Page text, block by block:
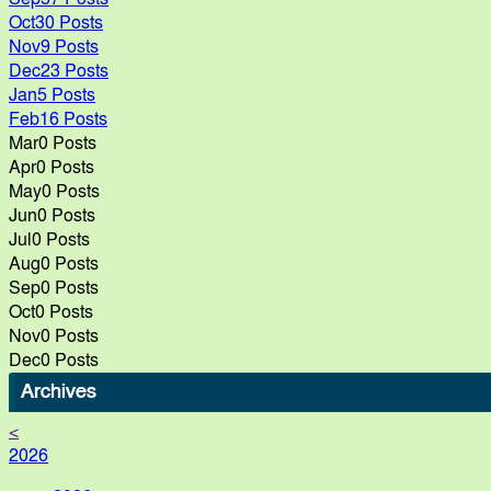
Oct30 Posts
Nov9 Posts
Dec23 Posts
Jan5 Posts
Feb16 Posts
Mar0 Posts
Apr0 Posts
May0 Posts
Jun0 Posts
Jul0 Posts
Aug0 Posts
Sep0 Posts
Oct0 Posts
Nov0 Posts
Dec0 Posts
Archives
<
2026